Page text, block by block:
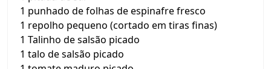
1 punhado de folhas de espinafre fresco
1 repolho pequeno (cortado em tiras finas)
1 Talinho de salsão picado
1 talo de salsão picado